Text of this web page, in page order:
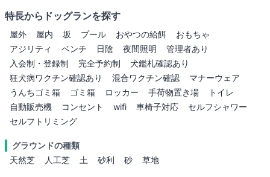
特長からドッグランを探す
屋外 屋内 坂 プール おやつの給餌
おもちゃ
アジリティ
ベンチ 日陰 夜間照明
管理者あり
入会制・登録制
完全予約制
犬鑑札確認あり
狂犬病ワクチン確認あり
混合ワクチン確認
マナーウェア
うんちゴミ箱
ゴミ箱 ロッカー 手荷物置き場
トイレ
自動販売機
コンセント wifi 車椅子対応
セルフシャワー
セルフトリミング
グラウンドの種類
天然芝
人工芝 土 砂利 砂 草地